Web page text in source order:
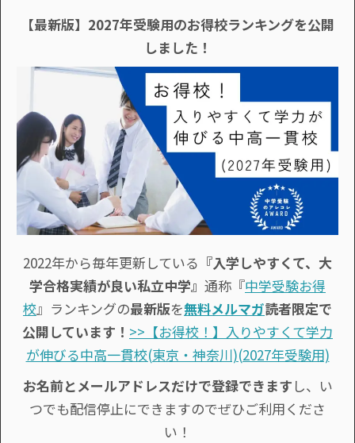
【最新版】2027年受験用のお得校ランキングを公開
しました！
2022年から毎年更新している 『入学しやすくて、大
学合格実績が良い私立中学』 通称『中学受験お得
校』ランキングの最新版を無料メルマガ読者限定で
公開しています！ >>【お得校！】入りやすくて学力
が伸びる中高一貫校(東京・神奈川)(2027年受験用)
お名前とメールアドレスだけで登録できます し、い
つでも配信停止にできますのでぜひご利用くださ
い！